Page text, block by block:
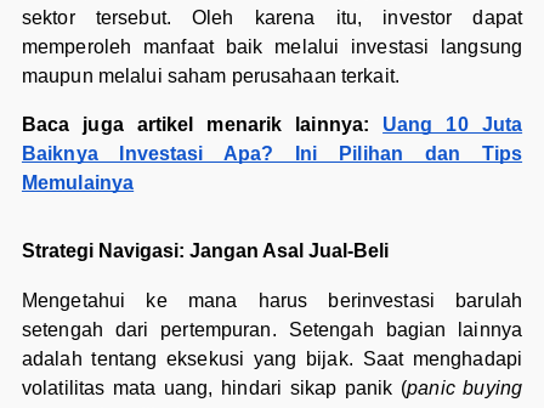
sektor tersebut. Oleh karena itu, investor dapat
memperoleh manfaat baik melalui investasi langsung
maupun melalui saham perusahaan terkait.
Baca juga artikel menarik lainnya: Uang 10 Juta
Baiknya Investasi Apa? Ini Pilihan dan Tips
Memulainya
Strategi Navigasi: Jangan Asal Jual-Beli
Mengetahui ke mana harus berinvestasi barulah
setengah dari pertempuran. Setengah bagian lainnya
adalah tentang eksekusi yang bijak. Saat menghadapi
volatilitas mata uang, hindari sikap panik (panic buying